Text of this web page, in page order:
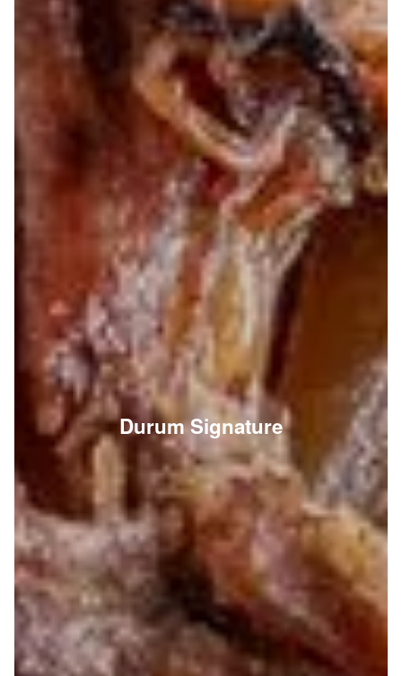
Durum Signature